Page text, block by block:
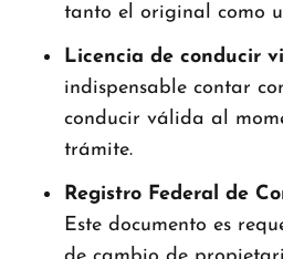
tanto el original como
Licencia de conducir
indispensable contar
conducir válida al
trámite.
Registro Federal de
Este documento es